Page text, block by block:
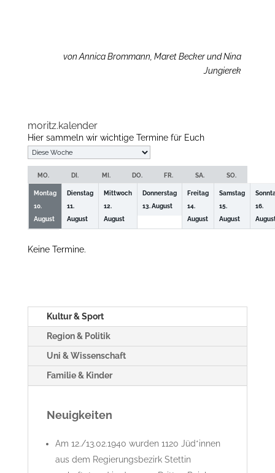
von Annica Brommann, Maret Becker und Nina
Jungierek
moritz.kalender
Hier sammeln wir wichtige Termine für Euch
Auswahl
der
Woche
MO. DI. MI. DO. FR. SA. SO.
Montag
10.
August
Dienstag
11.
August
Mittwoch
12.
August
Donnerstag
13. August
Freitag
14.
August
Samstag
15.
August
16.
Keine Termine.
Kultur & Sport
Region & Politik
Uni & Wissenschaft
Familie & Kinder
Neuigkeiten
Am 12./13.02.1940 wurden 1120 Jüd*innen
aus dem Regierungsbezirk Stettin